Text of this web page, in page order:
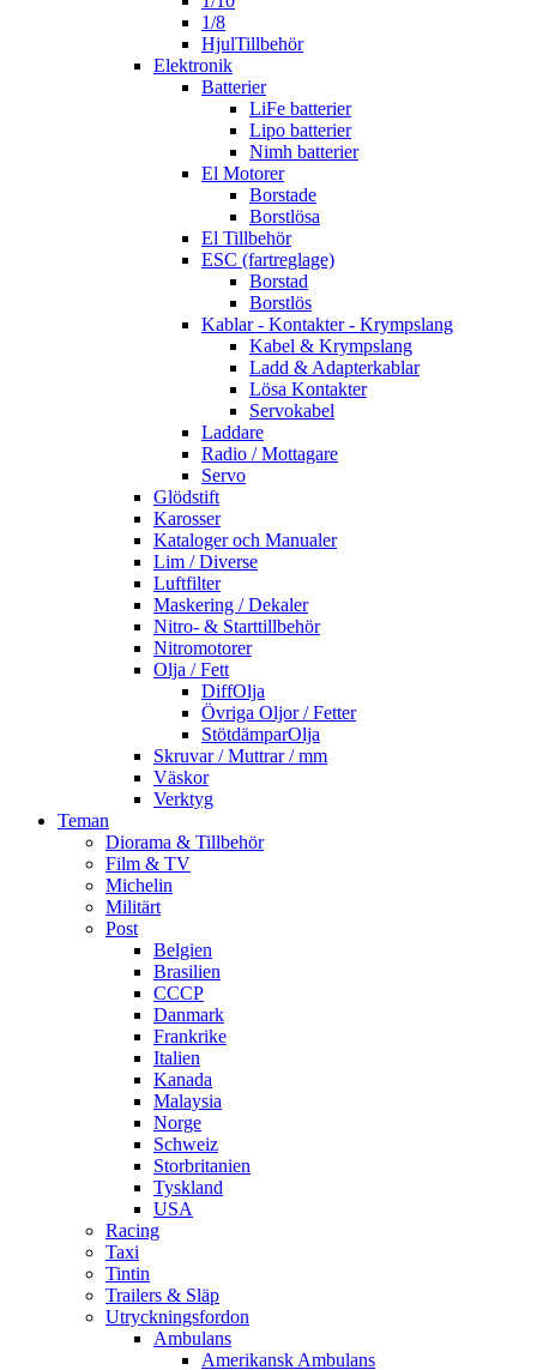
1/8
HjulTillbehör
Elektronik
Batterier
LiFe batterier
Lipo batterier
Nimh batterier
El Motorer
Borstade
Borstlösa
El Tillbehör
ESC (fartreglage)
Borstad
Borstlös
Kablar - Kontakter - Krympslang
Kabel & Krympslang
Ladd & Adapterkablar
Lösa Kontakter
Servokabel
Laddare
Radio / Mottagare
Servo
Glödstift
Karosser
Kataloger och Manualer
Lim / Diverse
Luftfilter
Maskering / Dekaler
Nitro- & Starttillbehör
Nitromotorer
Olja / Fett
DiffOlja
Övriga Oljor / Fetter
StötdämparOlja
Skruvar / Muttrar / mm
Väskor
Verktyg
Teman
Diorama & Tillbehör
Film & TV
Michelin
Militärt
Post
Belgien
Brasilien
CCCP
Danmark
Frankrike
Italien
Kanada
Malaysia
Norge
Schweiz
Storbritanien
Tyskland
USA
Racing
Taxi
Tintin
Trailers & Släp
Utryckningsfordon
Ambulans
Amerikansk Ambulans